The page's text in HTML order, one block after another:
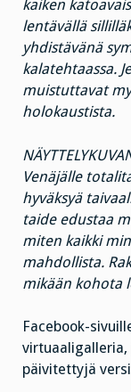
kaiken
lentävällä
yhdistävänä
kalatehtaassa.
muistuttavat
holokaustista.
Venäjälle
hyväksyä
taide edustaa
miten kaikki
mahdollista.
mikään kohota
Facebook-
päivitettyjä